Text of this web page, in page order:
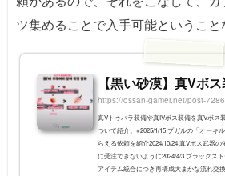
ツ集めることで入手可能ということ
【黒い砂漠】真Vボ
https://ossan-gamer.net/post-
真Vトゥバラ装備や真IVボス装備を真Vボス
ついて紹介。※2025/1/15 プガルの「オーキ
らえる依頼を紹介2024/10/24 真Vボス武器
に受注できないように2024/4/3 ブラックス
アイテム統合につき再構成大まかな流れ交